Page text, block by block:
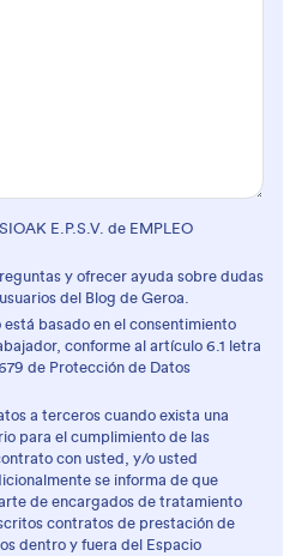
E.P.S.V. de EMPLEO
y ofrecer ayuda sobre dudas
del Blog de Geroa.
basado en el consentimiento
conforme al artículo 6.1 letra
de Protección de Datos
a terceros cuando exista una
para el cumplimiento de las
con usted, y/o usted
se informa de que
de encargados de tratamiento
contratos de prestación de
dentro y fuera del Espacio